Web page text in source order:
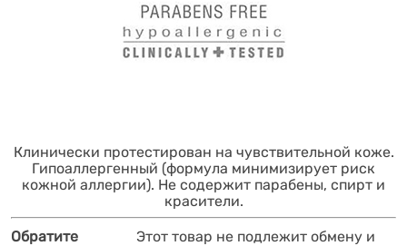
Клинически протестирован на чувствительной коже.
Гипоаллергенный (формула минимизирует риск
кожной аллергии). Не содержит парабены, спирт и
красители.
Обратите
Этот товар не подлежит обмену и